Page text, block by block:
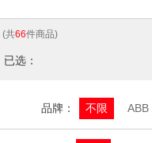
(共66件商品)
已选：
品牌： 不限 ABB